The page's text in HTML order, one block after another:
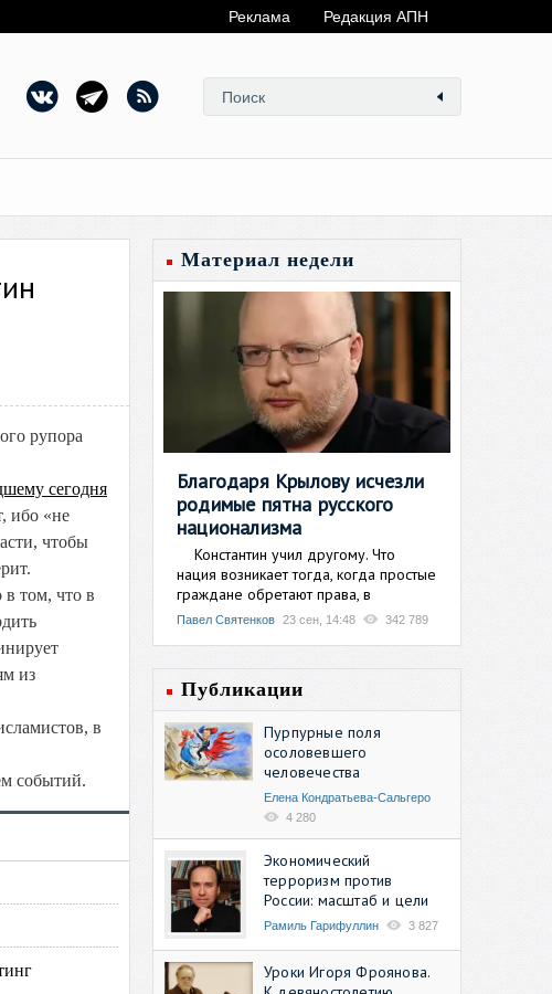
Реклама Редакция АПН
рупора
сегодня
ибо «не
чтобы
том, что в
из
в
событий.
Материал недели
Благодаря Крылову исчезли
родимые пятна русского
национализма
Константин учил другому. Что
нация возникает тогда, когда простые
граждане обретают права, в
Павел Святенков 23 сен, 14:48 342 789
Публикации
Пурпурные поля
осоловевшего
человечества
Елена Кондратьева-Сальгеро
4 280
Экономический
терроризм против
России: масштаб и цели
Рамиль Гарифуллин 3 827
Уроки Игоря Фроянова.